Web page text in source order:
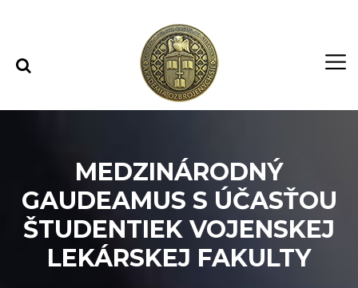
MEDZINÁRODNÝ
GAUDEAMUS S ÚČASŤOU
ŠTUDENTIEK VOJENSKEJ
LEKÁRSKEJ FAKULTY